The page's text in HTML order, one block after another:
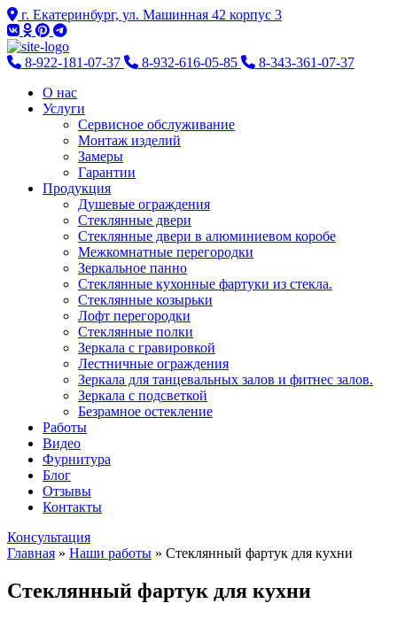
г. Екатеринбург, ул. Машинная 42 корпус 3
8-922-181-07-37 8-932-616-05-85
8-343-361-07-37
О нас
Услуги
Сервисное обслуживание
Монтаж изделий
Замеры
Гарантии
Продукция
Душевые ограждения
Стеклянные двери
Стеклянные двери в алюминиевом коробе
Межкомнатные перегородки
Зеркальное панно
Стеклянные кухонные фартуки из стекла.
Стеклянные козырьки
Лофт перегородки
Стеклянные полки
Зеркала с гравировкой
Лестничные ограждения
Зеркала для танцевальных залов и фитнес залов.
Зеркала с подсветкой
Безрамное остекление
Работы
Видео
Фурнитура
Блог
Отзывы
Контакты
Консультация
Главная » Наши работы » Стеклянный фартук для кухни
Стеклянный фартук для кухни